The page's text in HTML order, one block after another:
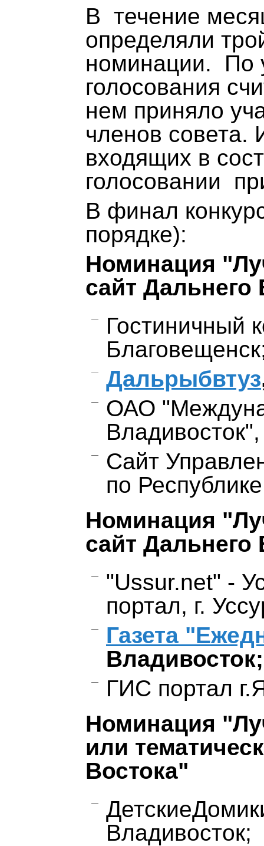
В течение
определяли
номинации. По
голосования
нем приняло
членов совета.
входящих в
голосовании
В финал
порядке):
Номинация
сайт Дальнего
Гостиничный
Дальрыбвтуз
ОАО
Сайт
по
Номинация
сайт Дальнего
"Ussur.net" -
портал, г.
Газета
Владивосток;
ГИС портал
Номинация
или
Востока"
Владивосток;